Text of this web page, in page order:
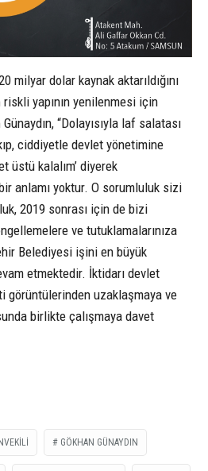
milyar dolar kaynak aktarıldığını
riskli yapının yenilenmesi için
“Dolayısıyla laf salatası
ciddiyetle devlet yönetimine
üstü kalalım’ diyerek
anlamı yoktur. O sorumluluk sizi
2019 sonrası için de bizi
ve tutuklamalarınıza
Belediyesi işini en büyük
etmektedir. İktidarı devlet
görüntülerinden uzaklaşmaya ve
birlikte çalışmaya davet
GÖKHAN GÜNAYDIN